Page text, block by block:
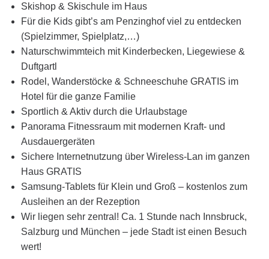
Skishop & Skischule im Haus
Für die Kids gibt’s am Penzinghof viel zu entdecken
(Spielzimmer, Spielplatz,…)
Naturschwimmteich mit Kinderbecken, Liegewiese &
Duftgartl
Rodel, Wanderstöcke & Schneeschuhe GRATIS im
Hotel für die ganze Familie
Sportlich & Aktiv durch die Urlaubstage
Panorama Fitnessraum mit modernen Kraft- und
Ausdauergeräten
Sichere Internetnutzung über Wireless-Lan im ganzen
Haus GRATIS
Samsung-Tablets für Klein und Groß – kostenlos zum
Ausleihen an der Rezeption
Wir liegen sehr zentral! Ca. 1 Stunde nach Innsbruck,
Salzburg und München – jede Stadt ist einen Besuch
wert!